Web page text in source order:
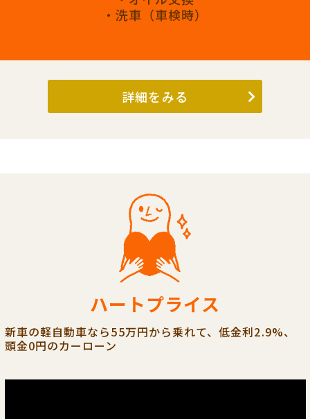
・洗車（車検時）
詳細をみる
ハートプライス
新車の軽自動車なら55万円から乗れて、低金利2.9%、
頭金0円のカーローン